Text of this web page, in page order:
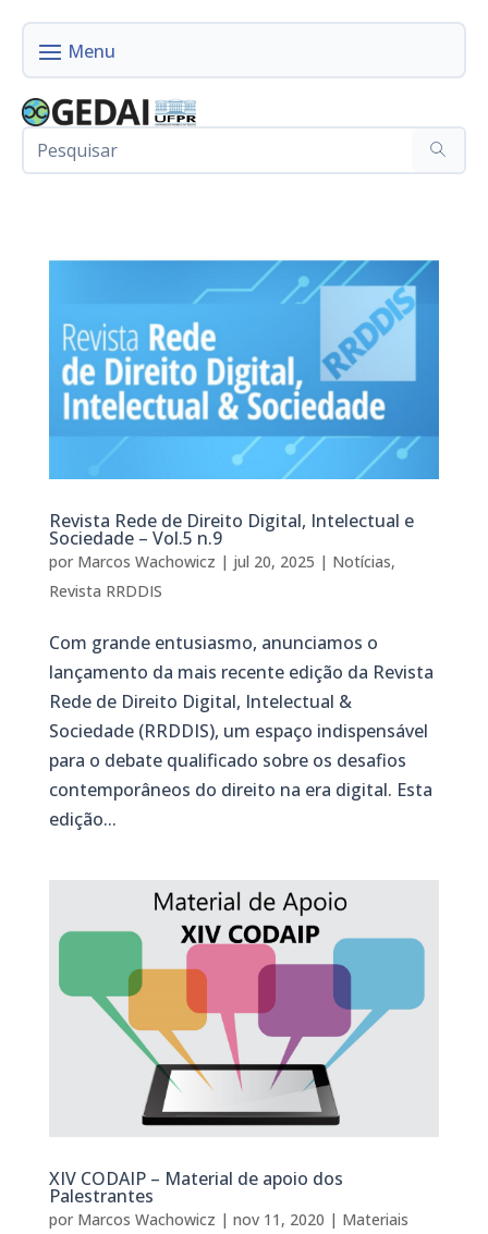
Revista Rede de Direito Digital, Intelectual e
Sociedade – Vol.5 n.9
por Marcos Wachowicz | jul 20, 2025 | Notícias,
Revista RRDDIS
Com grande entusiasmo, anunciamos o
lançamento da mais recente edição da Revista
Rede de Direito Digital, Intelectual &
Sociedade (RRDDIS), um espaço indispensável
para o debate qualificado sobre os desafios
contemporâneos do direito na era digital. Esta
edição...
XIV CODAIP – Material de apoio dos
Palestrantes
por Marcos Wachowicz | nov 11, 2020 | Materiais